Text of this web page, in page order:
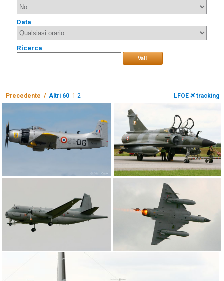
Data
Ricerca
Vai!
Precedente / Altri 60 1 2 LFOE tracking